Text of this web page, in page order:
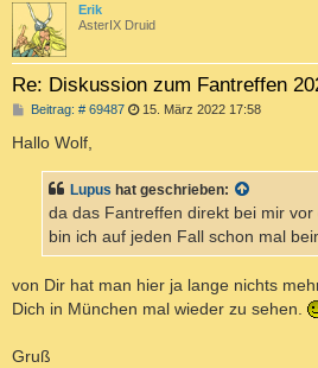
Erik
AsterIX Druid
Re: Diskussion zum Fantreffen
Beitrag: # 69487B
r
a
15. März 2022 17:58
Hallo Wolf,
Lupus hat geschrieben:
da das Fantreffen direkt bei mir vor
bin ich auf jeden Fall schon mal
von Dir hat man hier ja lange nichts
Dich in München mal wieder zu sehen.
Gruß